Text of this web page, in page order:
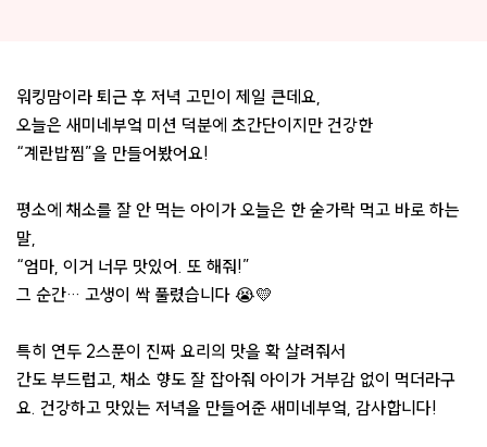
워킹맘이라 퇴근 후 저녁 고민이 제일 큰데요,
오늘은 새미네부엌 미션 덕분에 초간단이지만 건강한
“계란밥찜”을 만들어봤어요!
평소에 채소를 잘 안 먹는 아이가 오늘은 한 숟가락 먹고 바로 하는
말,
“엄마, 이거 너무 맛있어. 또 해줘!”
그 순간… 고생이 싹 풀렸습니다 😭💛
특히 연두 2스푼이 진짜 요리의 맛을 확 살려줘서
간도 부드럽고, 채소 향도 잘 잡아줘 아이가 거부감 없이 먹더라구
요. 건강하고 맛있는 저녁을 만들어준 새미네부엌, 감사합니다!